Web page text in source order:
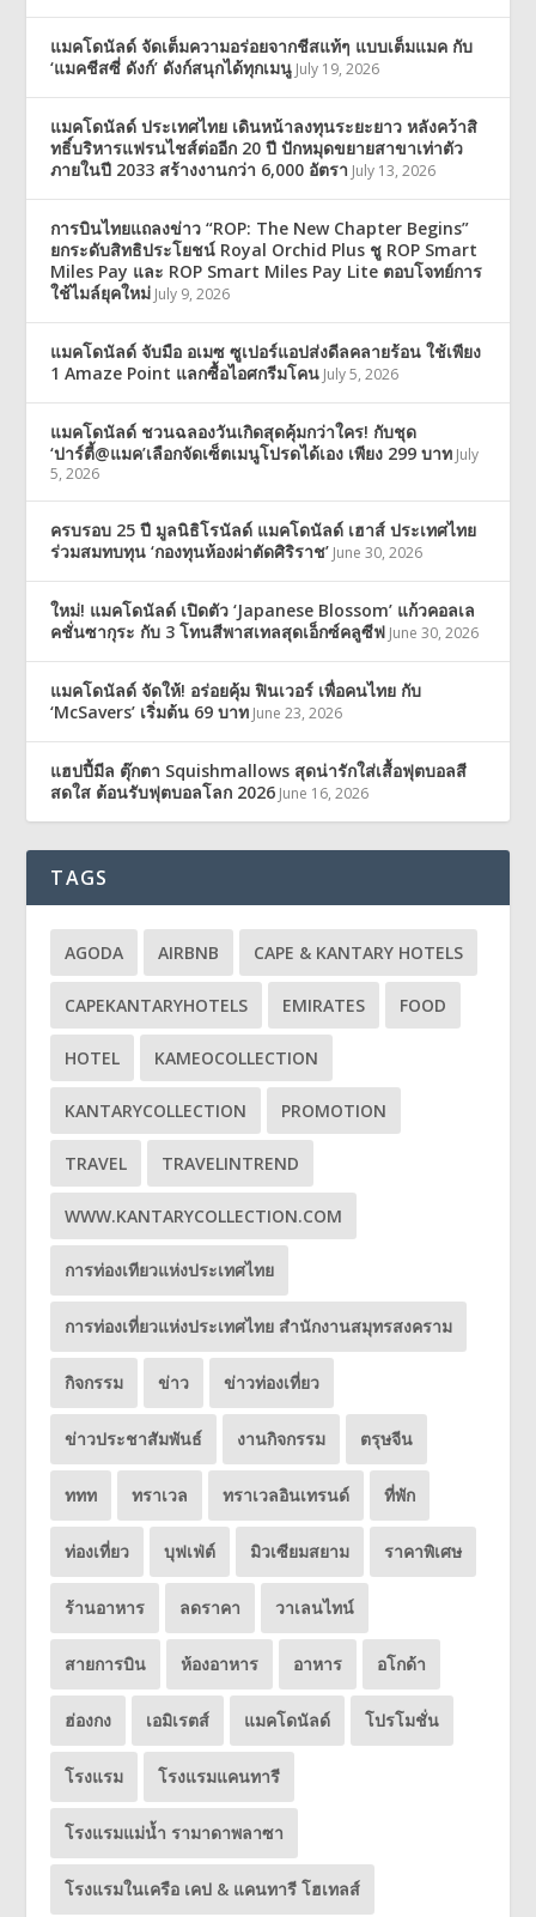
แมคโดนัลด์ จัดเต็มความอร่อยจากชีสแท้ๆ แบบเต็มแมค กับ
‘แมคชีสซี่ ดังก์’ ดังก์สนุกได้ทุกเมนู July 19, 2026
แมคโดนัลด์ ประเทศไทย เดินหน้าลงทุนระยะยาว หลังคว้าสิ
ทธิ์บริหารแฟรนไชส์ต่ออีก 20 ปี ปักหมุดขยายสาขาเท่าตัว
ภายในปี 2033 สร้างงานกว่า 6,000 อัตรา July 13, 2026
การบินไทยแถลงข่าว “ROP: The New Chapter Begins”
ยกระดับสิทธิประโยชน์ Royal Orchid Plus ชู ROP Smart
Miles Pay และ ROP Smart Miles Pay Lite ตอบโจทย์การ
ใช้ไมล์ยุคใหม่ July 9, 2026
แมคโดนัลด์ จับมือ อเมซ ซูเปอร์แอปส่งดีลคลายร้อน ใช้เพียง
1 Amaze Point แลกซื้อไอศกรีมโคน July 5, 2026
แมคโดนัลด์ ชวนฉลองวันเกิดสุดคุ้มกว่าใคร! กับชุด
‘ปาร์ตี้@แมค’เลือกจัดเซ็ตเมนูโปรดได้เอง เพียง 299 บาท July
5, 2026
ครบรอบ 25 ปี มูลนิธิโรนัลด์ แมคโดนัลด์ เฮาส์ ประเทศไทย
ร่วมสมทบทุน ‘กองทุนห้องผ่าตัดศิริราช’ June 30, 2026
ใหม่! แมคโดนัลด์ เปิดตัว ‘Japanese Blossom’ แก้วคอลเล
คชั่นซากุระ กับ 3 โทนสีพาสเทลสุดเอ็กซ์คลูซีฟ June 30, 2026
แมคโดนัลด์ จัดให้! อร่อยคุ้ม ฟินเวอร์ เพื่อคนไทย กับ
‘McSavers’ เริ่มต้น 69 บาท June 23, 2026
แฮปปี้มีล ตุ๊กตา Squishmallows สุดน่ารักใส่เสื้อฟุตบอลสี
สดใส ต้อนรับฟุตบอลโลก 2026 June 16, 2026
TAGS
AGODA AIRBNB CAPE & KANTARY HOTELS
CAPEKANTARYHOTELS EMIRATES FOOD
HOTEL KAMEOCOLLECTION
KANTARYCOLLECTION PROMOTION
TRAVEL TRAVELINTREND
WWW.KANTARYCOLLECTION.COM
การท่องเทียวแห่งประเทศไทย
การท่องเที่ยวแห่งประเทศไทย สำนักงานสมุทรสงคราม
กิจกรรม ข่าว ข่าวท่องเที่ยว
ข่าวประชาสัมพันธ์ งานกิจกรรม ตรุษจีน
ททท ทราเวล ทราเวลอินเทรนด์ ที่พัก
ท่องเที่ยว บุฟเฟ่ต์ มิวเซียมสยาม ราคาพิเศษ
ร้านอาหาร ลดราคา วาเลนไทน์
สายการบิน ห้องอาหาร อาหาร อโกด้า
ฮ่องกง เอมิเรตส์ แมคโดนัลด์ โปรโมชั่น
โรงแรม โรงแรมแคนทารี
โรงแรมแม่น้ำ รามาดาพลาซา
โรงแรมในเครือ เคป & แคนทารี โฮเทลส์